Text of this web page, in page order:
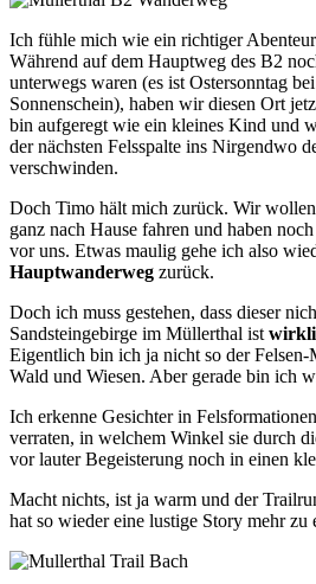
Ich fühle mich wie ein richtiger
Während auf dem Hauptweg des B2
unterwegs waren (es ist Ostersonntag
Sonnenschein), haben wir diesen Ort
bin aufgeregt wie ein kleines Kind und
der nächsten Felsspalte ins Nirgendwo
verschwinden.
Doch Timo hält mich zurück. Wir
ganz nach Hause fahren und haben
vor uns. Etwas maulig gehe ich also
Hauptwanderweg zurück.
Doch ich muss gestehen, dass dieser
Sandsteingebirge im Müllerthal ist
Eigentlich bin ich ja nicht so der Felsen-
Wald und Wiesen. Aber gerade bin ich
Ich erkenne Gesichter in
verraten, in welchem Winkel sie durch
vor lauter Begeisterung noch in einen
Macht nichts, ist ja warm und der
hat so wieder eine lustige Story mehr zu